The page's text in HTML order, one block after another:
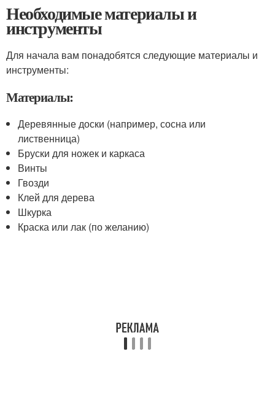
Необходимые материалы и
инструменты
Для начала вам понадобятся следующие материалы и
инструменты:
Материалы:
Деревянные доски (например, сосна или
лиственница)
Бруски для ножек и каркаса
Винты
Гвозди
Клей для дерева
Шкурка
Краска или лак (по желанию)